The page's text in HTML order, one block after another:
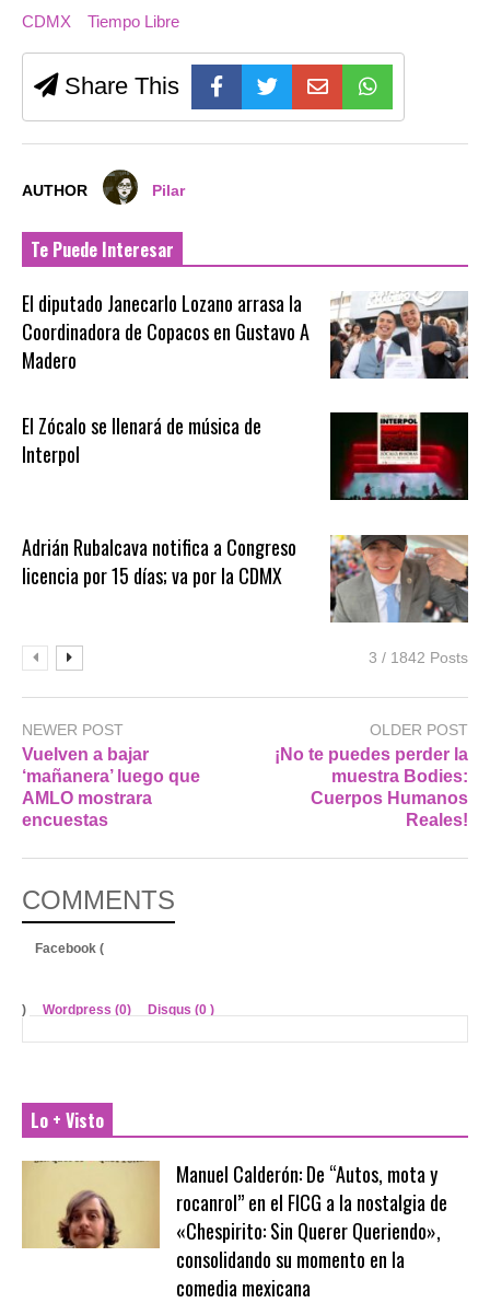
CDMX Tiempo Libre
Share This
AUTHOR Pilar
Te Puede Interesar
El diputado Janecarlo Lozano arrasa la
Coordinadora de Copacos en Gustavo A
Madero
El Zócalo se llenará de música de
Interpol
Adrián Rubalcava notifica a Congreso
licencia por 15 días; va por la CDMX
3 / 1842 Posts
NEWER POST
Vuelven a bajar
‘mañanera’ luego que
AMLO mostrara
encuestas
OLDER POST
¡No te puedes perder la
muestra Bodies:
Cuerpos Humanos
Reales!
COMMENTS
Facebook (
) Wordpress (0) Disqus (0 )
Lo + Visto
Manuel Calderón: De “Autos, mota y
rocanrol” en el FICG a la nostalgia de
«Chespirito: Sin Querer Queriendo»,
consolidando su momento en la
comedia mexicana